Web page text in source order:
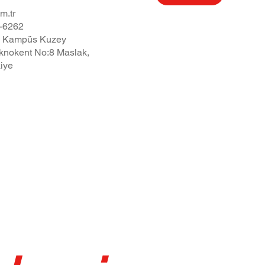
6262
Kuzey
No:8 Maslak,